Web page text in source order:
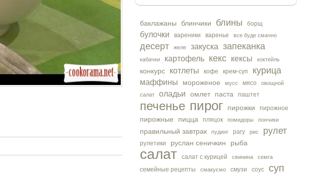
баклажаны блинчики блины борщ
булочки вареники варенье все буде смачно
десерт желе закуска запеканка
кабачки картофель кекс кексы коктейль
конкурс котлеты кофе крем-суп курица
маффины мороженое мусс мясо
овощной
салат
оладьи омлет паста паштет
печенье пирог пирожки пирожное
пирожные пицца пляцок помидоры пончики
правильный завтрак пудинг рагу рис рулет
рулетики руслан сеничкин рыба
салат салат с курицей свинина семга
семейные рецепты смакуємо смузи соус суп